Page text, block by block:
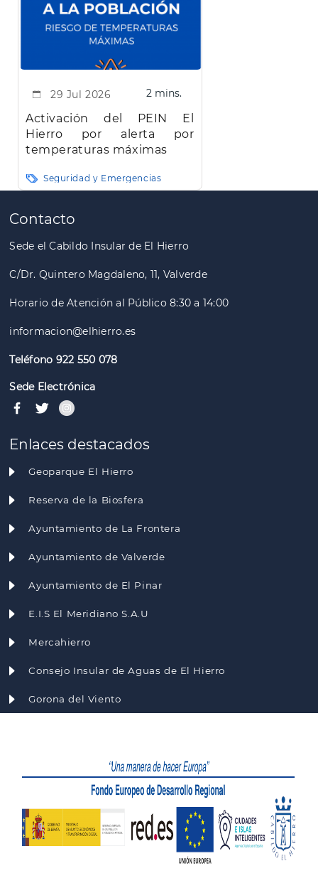
29 Jul 2026 2 mins.
Activación del PEIN El
Hierro por alerta por
temperaturas máximas
Seguridad y Emergencias
Paginación
Contacto
Sede el Cabildo Insular de El Hierro
C/Dr. Quintero Magdaleno, 11, Valverde
Horario de Atención al Público 8:30 a 14:00
informacion@elhierro.es
Teléfono 922 550 078
Sede Electrónica
Enlaces destacados
Geoparque El Hierro
Reserva de la Biosfera
Ayuntamiento de La Frontera
Ayuntamiento de Valverde
Ayuntamiento de El Pinar
E.I.S El Meridiano S.A.U
Mercahierro
Consejo Insular de Aguas de El Hierro
Gorona del Viento